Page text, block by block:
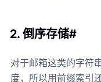
2. 倒序存储#
对于邮箱这类的字符
度，所以用前缀索引